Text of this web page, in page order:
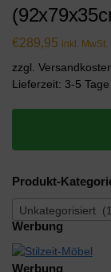
€289,95 inkl. MwSt.
zzgl.
Lieferzeit: 3-5 Tage
Produkt-
Unkategorisiert
Werbung
Werbung